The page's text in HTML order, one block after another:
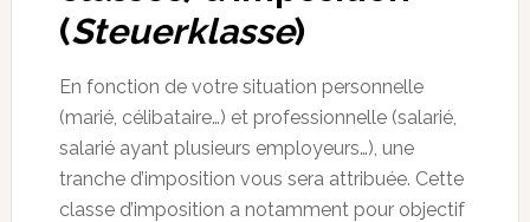
(Steuerklasse)
En fonction de votre situation personnelle
(marié, célibataire…) et professionnelle (salarié,
salarié ayant plusieurs employeurs…), une
tranche d’imposition vous sera attribuée. Cette
classe d’imposition a notamment pour objectif